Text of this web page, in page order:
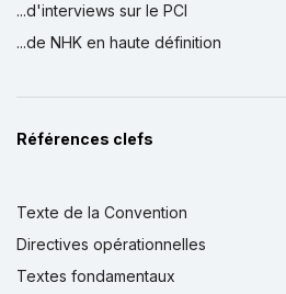
...d'interviews sur le PCI
...de NHK en haute définition
Références clefs
Texte de la Convention
Directives opérationnelles
Textes fondamentaux